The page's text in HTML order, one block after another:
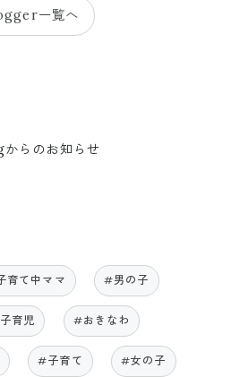
一覧へ
らのお知らせ
育て中ママ #男の子
育児 #おきなわ
#子育て #女の子